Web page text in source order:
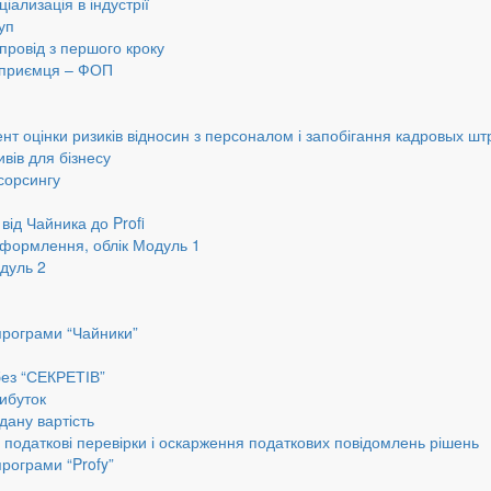
з першого кроку
– ФОП
оцінки ризиків відносин з персоналом і запобігання кадровых
для бізнесу
від Чайника до Profi
облік Модуль 1
2
“Чайники”
“СЕКРЕТІВ”
вартість
податкові перевірки і оскарження податкових повідомлень рішень
“Profy”